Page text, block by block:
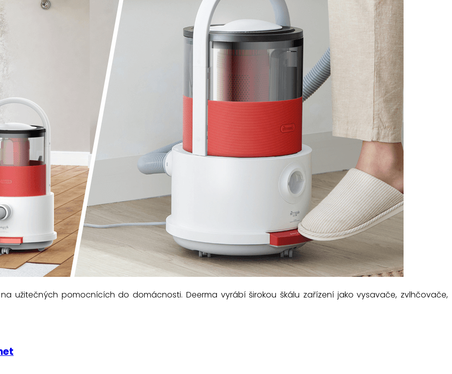
užitečných pomocnících do domácnosti. Deerma vyrábí širokou škálu zařízení jako vysavače, zvlhčovače,